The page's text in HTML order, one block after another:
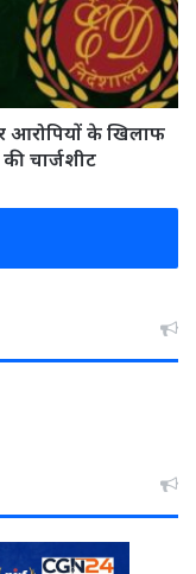
आरोपियों के खिलाफ
चार्जशीट